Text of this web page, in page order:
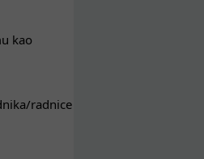
kao
radnice